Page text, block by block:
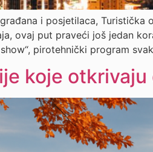
i posjetilaca,
ovaj put praveći još jedan
pirotehnički program
koje